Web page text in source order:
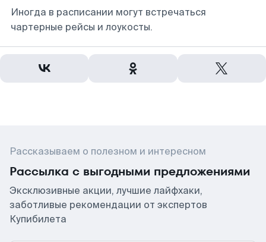
Иногда в расписании могут встречаться
чартерные рейсы и лоукосты.
Рассказываем о полезном и интересном
Рассылка с выгодными предложениями
Эксклюзивные акции, лучшие лайфхаки,
заботливые рекомендации от экспертов
Купибилета